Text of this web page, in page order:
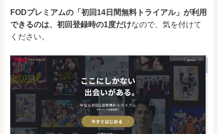
FODプレミアムの「初回14日間無料トライアル」が利用
できるのは、初回登録時の1度だけなので、気を付けて
ください。